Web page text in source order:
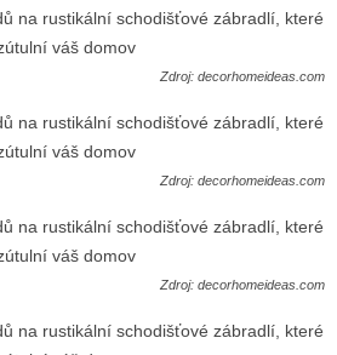
Zdroj: decorhomeideas.com
Zdroj: decorhomeideas.com
Zdroj: decorhomeideas.com